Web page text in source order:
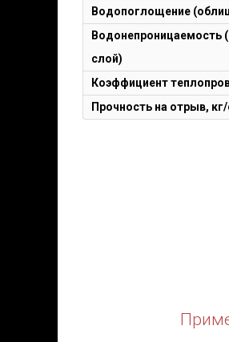
Водопоглощение
Водонепроницаемость
слой)
Коэффициент
Прочность на отрыв,